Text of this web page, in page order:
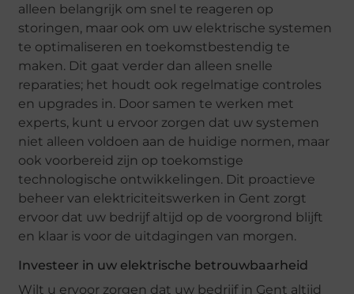
alleen belangrijk om snel te reageren op
storingen, maar ook om uw elektrische systemen
te optimaliseren en toekomstbestendig te
maken. Dit gaat verder dan alleen snelle
reparaties; het houdt ook regelmatige controles
en upgrades in. Door samen te werken met
experts, kunt u ervoor zorgen dat uw systemen
niet alleen voldoen aan de huidige normen, maar
ook voorbereid zijn op toekomstige
technologische ontwikkelingen. Dit proactieve
beheer van elektriciteitswerken in Gent zorgt
ervoor dat uw bedrijf altijd op de voorgrond blijft
en klaar is voor de uitdagingen van morgen.
Investeer in uw elektrische betrouwbaarheid
Wilt u ervoor zorgen dat uw bedrijf in Gent altijd